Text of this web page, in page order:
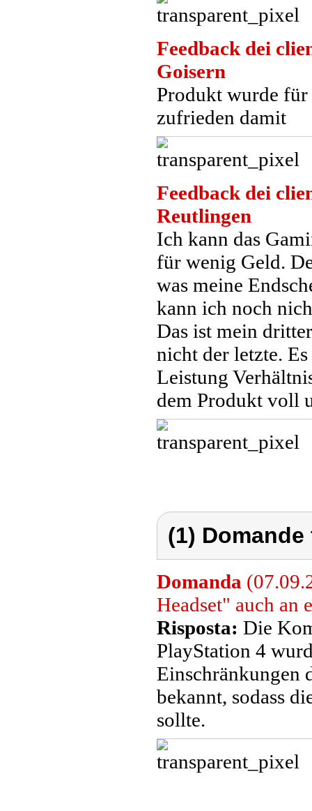
Feedback dei
Goisern
Produkt wurde
zufrieden damit
Feedback dei
Reutlingen
Ich kann das
für wenig Geld.
was meine
kann ich noch
Das ist mein
nicht der letzte.
Leistung
dem Produkt voll
(1)
Domanda
Headset" auch an
Risposta: Die
PlayStation 4
Einschränkungen
bekannt, sodass
sollte.